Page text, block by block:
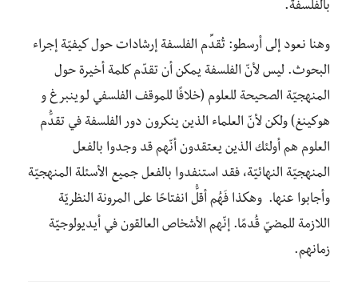
بالفلسفة.
وهنا نعود إلى أرسطو: تُقدِّم الفلسفة إرشادات حول كيفيّة إجراء
البحوث. ليس لأنّ الفلسفة يمكن أن تقدّم كلمة أخيرة حول
المنهجيّة الصحيحة للعلوم (خلافًا للموقف الفلسفي لـوينبرغ و
هوكينغ) ولكن لأنّ العلماء الذين ينكرون دور الفلسفة في تقدُّم
العلوم هم أولئك الذين يعتقدون أنّهم قد وجدوا بالفعل
المنهجيّة النهائيّة، فقد استنفدوا بالفعل جميع الأسئلة المنهجيّة
وأجابوا عنها. وهكذا فَهُم أقلُّ انفتاحًا على المرونة النظريّة
اللازمة للمضيّ قُدمًا. إنّهم الأشخاص العالقون في أيديولوجيّة
زمانهم.